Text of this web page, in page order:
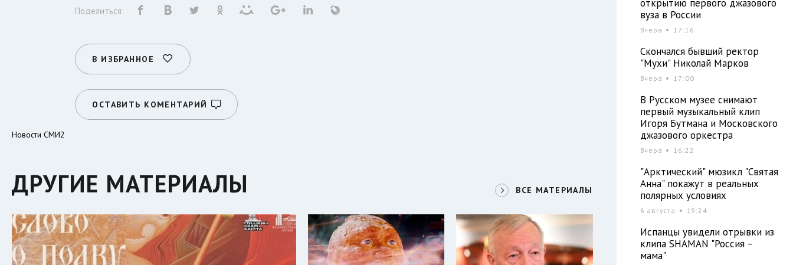
Поделиться:
В ИЗБРАННОЕ
ОСТАВИТЬ КОМЕНТАРИЙ
Новости СМИ2
ДРУГИЕ МАТЕРИАЛЫ ВСЕ МАТЕРИАЛЫ
открытию первого джазового
вуза в России
Вчера 17:16
Скончался бывший ректор
"Мухи" Николай Марков
Вчера 17:00
В Русском музее снимают
первый музыкальный клип
Игоря Бутмана и Московского
джазового оркестра
Вчера 16:22
"Арктический" мюзикл "Святая
Анна" покажут в реальных
полярных условиях
6 августа 19:24
Испанцы увидели отрывки из
клипа SHAMAN "Россия –
мама"